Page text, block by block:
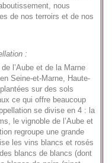
nous
de nos terroirs et de nos
:
l’Aube et de la Marne
Seine-et-Marne, Haute-
sur des sols
ce qui offre beaucoup
se divise en 4 : la
le vignoble de l’Aube et
regroupe une grande
les vins blancs et rosés
blancs de blancs (dont